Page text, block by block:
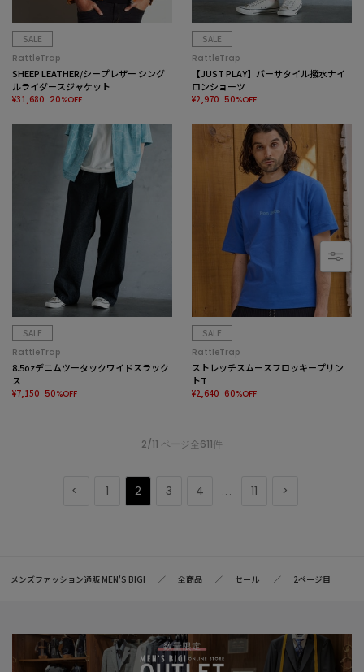
SALE
RattleTrap
SHEEP LEATHER/シープレザー シング
ルライダースジャケット
¥31,680 20%OFF
SALE
RattleTrap
【JUST PLAY】バーサタイル撥水ナイ
ロンショーツ
¥2,970 50%OFF
SALE
RattleTrap
8.5ozデニムツータックワイドスラック
ス
¥7,150 50%OFF
SALE
RattleTrap
ストレッチスムースフロッキープリン
トT
¥2,640 60%OFF
2/11 ページ全611件
1 2 3 4 ... 11
メンズファッション通販 MEN'S BIGI 全商品 セール 2ページ目